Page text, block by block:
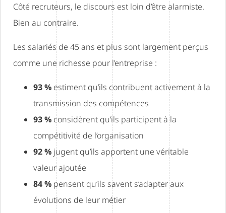
Côté recruteurs, le discours est loin d’être alarmiste.
Bien au contraire.
Les salariés de 45 ans et plus sont largement perçus
comme une richesse pour l’entreprise :
93 % estiment qu’ils contribuent activement à la
transmission des compétences
93 % considèrent qu’ils participent à la
compétitivité de l’organisation
92 % jugent qu’ils apportent une véritable
valeur ajoutée
84 % pensent qu’ils savent s’adapter aux
évolutions de leur métier